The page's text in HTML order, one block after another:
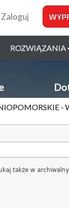
Zaloguj
ROZWIĄZANIA
-
także w